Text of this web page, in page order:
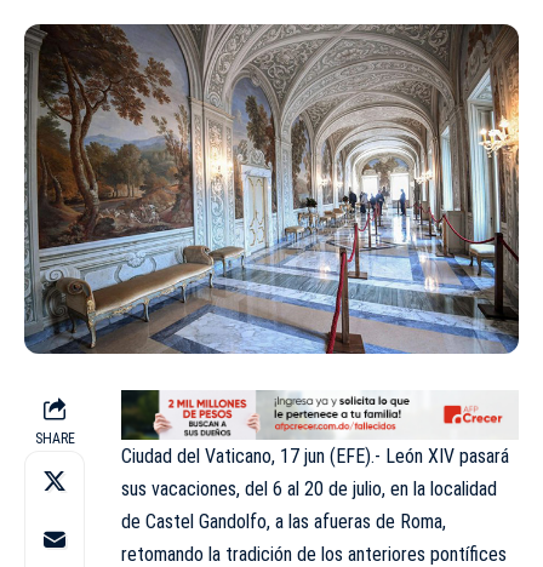
SHARE
Ciudad del Vaticano, 17 jun (EFE).- León XIV pasará
sus vacaciones, del 6 al 20 de julio, en la localidad
de Castel Gandolfo, a las afueras de Roma,
retomando la tradición de los anteriores pontífices